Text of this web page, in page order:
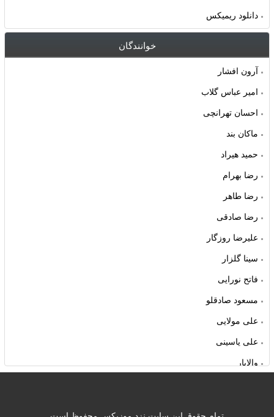
دانلود ریمیکس
خوانندگان
آرون افشار
امیر عباس گلاب
احسان تهرانچی
ماکان بند
حمید هیراد
رضا بهرام
رضا طاهر
رضا صادقی
علیرضا روزگار
سینا گلزار
فاتح نورایی
مسعود صادقلو
علی مولایی
علی یاسینی
والایار